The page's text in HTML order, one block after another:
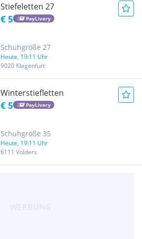
Stiefeletten 27
€ 5 PayLivery
Schuhgröße 27
Heute, 19:11 Uhr
9020 Klagenfurt
Winterstiefletten
€ 5 PayLivery
Schuhgröße 35
Heute, 19:11 Uhr
6111 Volders